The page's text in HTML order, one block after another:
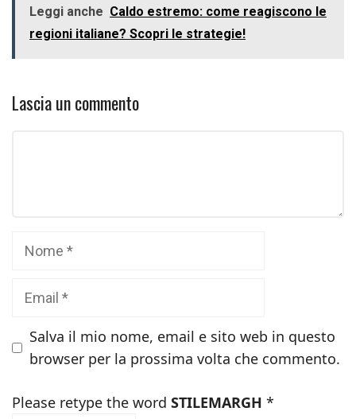
Leggi anche Caldo estremo: come reagiscono le
regioni italiane? Scopri le strategie!
Lascia un commento
Salva il mio nome, email e sito web in questo
browser per la prossima volta che commento.
Please retype the word STILEMARGH *